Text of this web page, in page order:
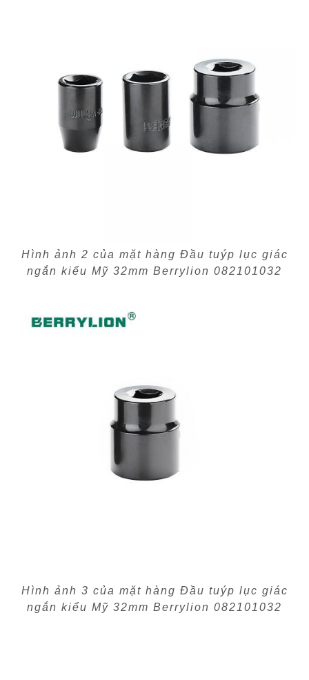
Hình ảnh 2 của mặt hàng Đầu tuýp lục giác
ngắn kiểu Mỹ 32mm Berrylion 082101032
Hình ảnh 3 của mặt hàng Đầu tuýp lục giác
ngắn kiểu Mỹ 32mm Berrylion 082101032